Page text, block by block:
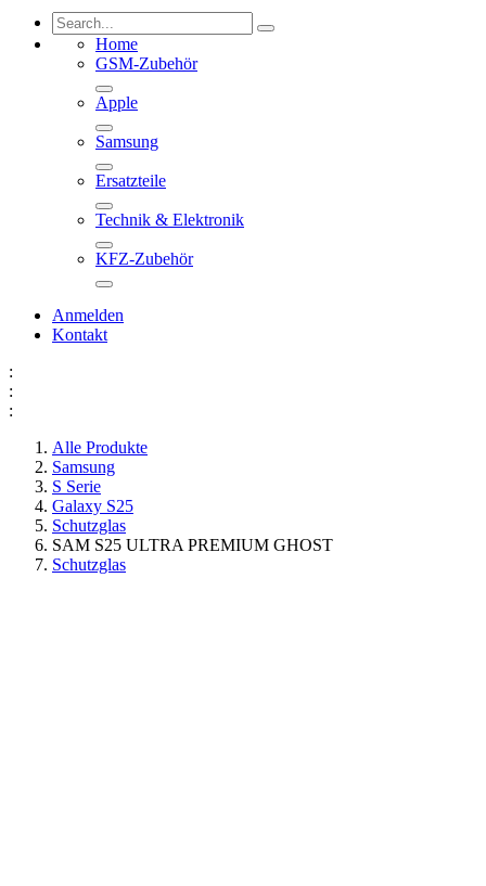
Home
GSM-Zubehör
Apple
Samsung
Ersatzteile
Technik & Elektronik
KFZ-Zubehör
Anmelden
Kontakt
:
:
:
Alle Produkte
Samsung
S Serie
Galaxy S25
Schutzglas
SAM S25 ULTRA PREMIUM GHOST
Schutzglas